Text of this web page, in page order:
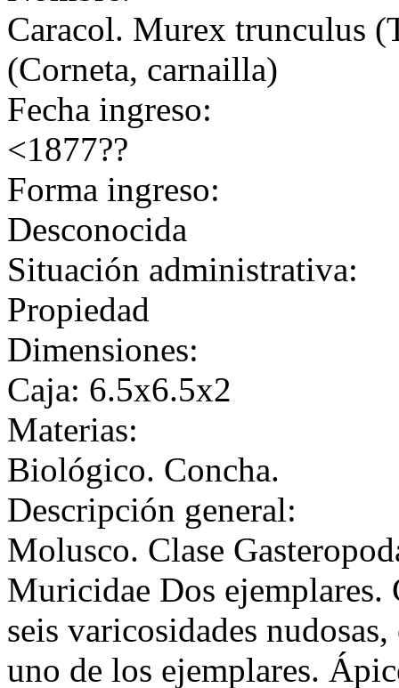
Caracol. Murex trunculus
(Corneta, carnailla)
Fecha ingreso:
<1877??
Forma ingreso:
Desconocida
Situación administrativa:
Propiedad
Dimensiones:
Caja: 6.5x6.5x2
Materias:
Biológico. Concha.
Descripción general:
Molusco. Clase
Muricidae Dos
seis varicosidades
uno de los ejemplares.